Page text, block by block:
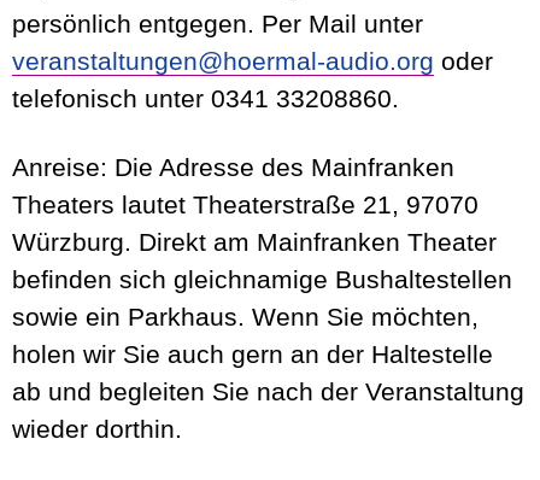
persönlich entgegen. Per Mail unter
veranstaltungen@hoermal-audio.org oder
telefonisch unter 0341 33208860.
Anreise: Die Adresse des Mainfranken
Theaters lautet Theaterstraße 21, 97070
Würzburg. Direkt am Mainfranken Theater
befinden sich gleichnamige Bushaltestellen
sowie ein Parkhaus. Wenn Sie möchten,
holen wir Sie auch gern an der Haltestelle
ab und begleiten Sie nach der Veranstaltung
wieder dorthin.